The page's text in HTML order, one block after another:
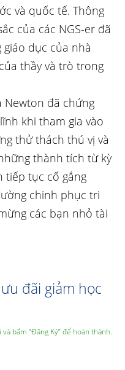
và quốc tế. Thông
của các NGS-er đã
dục của nhà
thầy và trò trong
Newton đã chứng
khi tham gia vào
thử thách thú vị và
thành tích từ kỳ
tiếp tục cố gắng
chinh phục tri
các bạn nhỏ tài
đãi giảm học
bấm “Đăng Ký” để hoàn thành.